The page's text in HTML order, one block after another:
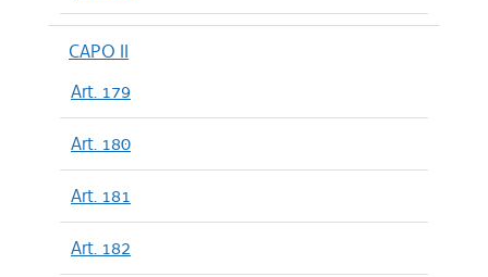
CAPO II
Art. 179
Art. 180
Art. 181
Art. 182